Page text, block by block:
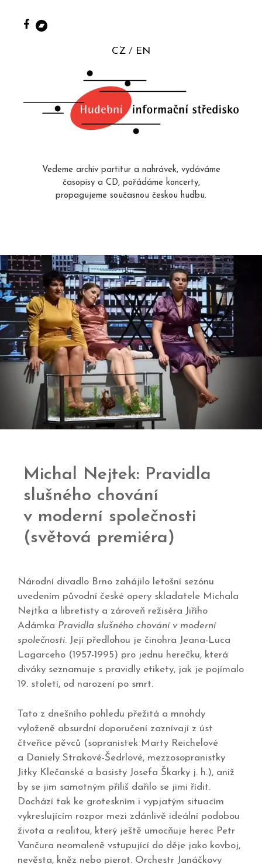
CZ EN
Vedeme archiv partitur a nahrávek, vydáváme
časopisy a CD, pořádáme koncerty,
propagujeme současnou českou hudbu.
Michal Nejtek: Pravidla
slušného chování
v moderní společnosti
(světová premiéra)
Národní divadlo Brno zahájilo letošní sezónu
uvedením původní české opery skladatele Michala
Nejtka a libretisty a zároveň režiséra Jiřího
Adámka Pravidla slušného chování v moderní
společnosti. Její předlohou je činohra Jeana-Luca
Lagarceho (1957-1995) pro jednu herečku, která
diváky seznamuje s pravidly etikety, jak je pojímalo
19. století, od narození po smrt.
Tato z dnešního pohledu přežitá a mnohdy
vyloženě absurdní doporučení zaznívají z úst
čtveřice pěvců (sopranistek Marty Reichelové
a Daniely Strakové-Šedrlové, mezzosopranistky
Jitky Klečanské a basisty Josefa Škarky j. h.), aniž
by se jim samotným příliš dařilo se jimi řídit.
Dochází tak ke groteskním i vypjatým situacím
vykreslujícím rozpor mezi zdánlivě ideální podobou
života a realitou, který ještě umocňuje herec Petr
Vančura neomaleně vstupující do děje jako kovboj,
nevěsta, kněz nebo pierot. Orchestr Janáčkovy